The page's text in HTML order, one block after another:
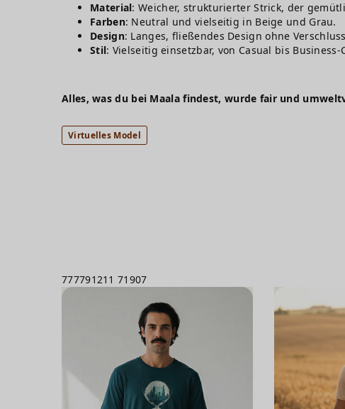
Material: Weicher, strukturierter Strick, der
Farben: Neutral und vielseitig in Beige und Grau.
Design: Langes, fließendes Design ohne
Stil: Vielseitig einsetzbar, von Casual bis Business-
Alles, was du bei Maala findest, wurde fair und
Virtuelles Model
777791211 71907